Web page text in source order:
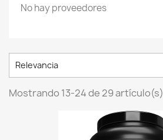
No hay proveedores
Relevancia
Mostrando 13-24 de 29 artículo(s)